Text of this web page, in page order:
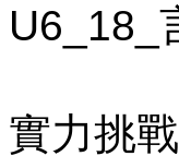
U6_18_
實力挑戰